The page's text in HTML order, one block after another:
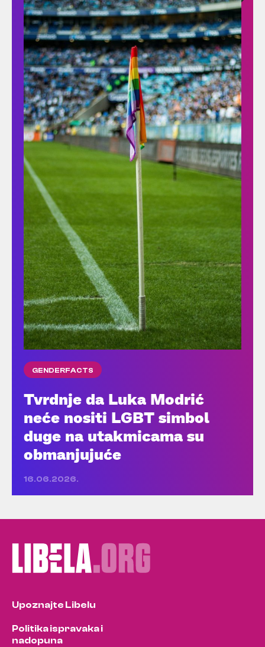
GENDERFACTS
Tvrdnje da Luka Modrić
neće nositi LGBT simbol
duge na utakmicama su
obmanjujuće
16.06.2026.
Upoznajte Libelu
Politika ispravaka i
nadopuna